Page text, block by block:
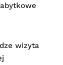
wizyta